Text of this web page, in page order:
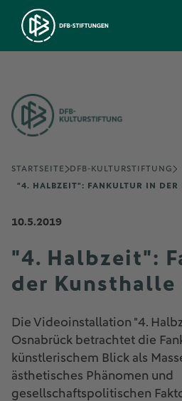
STARTSEITE
DFB-KULTURSTIFTUNG
"4. HALBZEIT": FANKULTUR IN DER
10.5.2019
"4. Halbzeit":
der Kunsthalle
Die Videoinstallation "4.
Osnabrück betrachtet die
künstlerischem Blick als
ästhetisches Phänomen und
gesellschaftspolitischen